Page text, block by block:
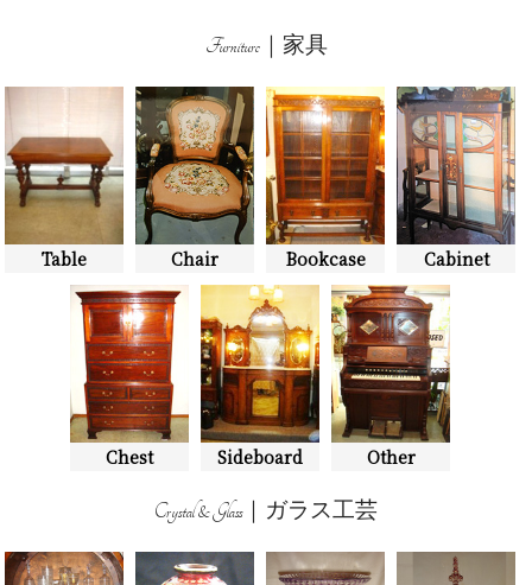
Furniture｜家具
Table Chair Bookcase Cabinet
Chest Sideboard Other
Crystal & Glass｜ガラス工芸